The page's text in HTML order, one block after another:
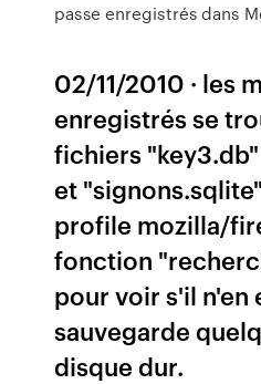
passe enregistrés dans
02/11/2010 · les
enregistrés se
fichiers
et
profile mozilla/
fonction
pour voir s'il n'en
sauvegarde
disque dur.